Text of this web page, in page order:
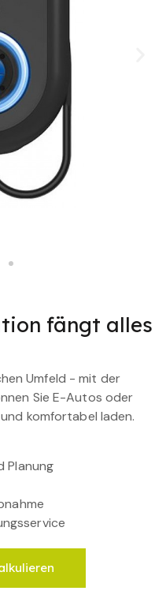
fängt alles
Umfeld - mit der
Sie E-Autos oder
komfortabel laden.
Planung